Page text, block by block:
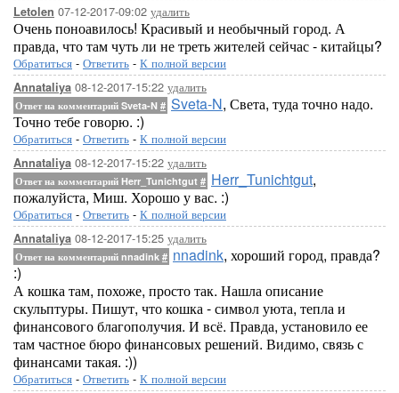
Letolen 07-12-2017-09:02 удалить
Очень поноавилось! Красивый и необычный город. А
правда, что там чуть ли не треть жителей сейчас - китайцы?
Обратиться - Ответить - К полной версии
Annataliya 08-12-2017-15:22 удалить
Ответ на комментарий Sveta-N # Sveta-N, Света, туда точно надо.
Точно тебе говорю. :)
Обратиться - Ответить - К полной версии
Annataliya 08-12-2017-15:22 удалить
Ответ на комментарий Herr_Tunichtgut # Herr_Tunichtgut,
пожалуйста, Миш. Хорошо у вас. :)
Обратиться - Ответить - К полной версии
Annataliya 08-12-2017-15:25 удалить
Ответ на комментарий nnadink # nnadink, хороший город, правда?
:)
А кошка там, похоже, просто так. Нашла описание
скульптуры. Пишут, что кошка - символ уюта, тепла и
финансового благополучия. И всё. Правда, установило ее
там частное бюро финансовых решений. Видимо, связь с
финансами такая. :))
Обратиться - Ответить - К полной версии